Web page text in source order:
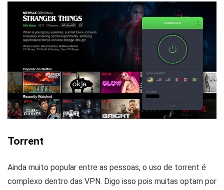
Torrent
Ainda muito popular entre as pessoas, o uso de torrent é
complexo dentro das VPN. Digo isso pois muitas optam por